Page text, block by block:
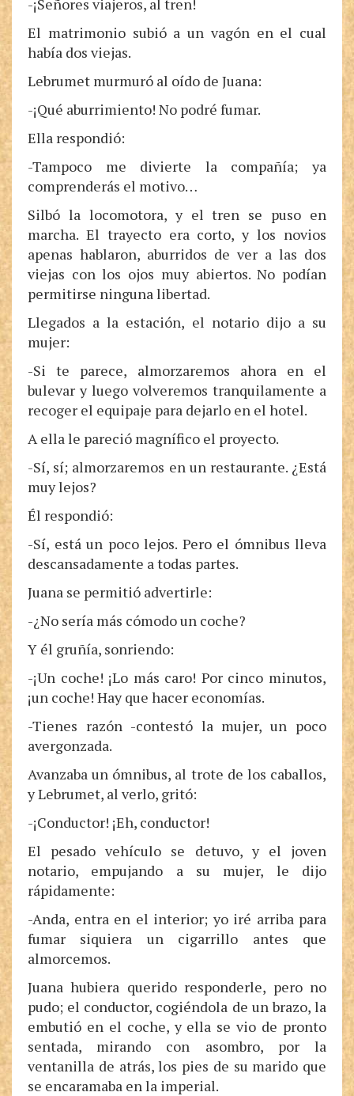
-¡Señores viajeros, al tren!
El matrimonio subió a un vagón en el cual
había dos viejas.
Lebrumet murmuró al oído de Juana:
-¡Qué aburrimiento! No podré fumar.
Ella respondió:
-Tampoco me divierte la compañía; ya
comprenderás el motivo…
Silbó la locomotora, y el tren se puso en
marcha. El trayecto era corto, y los novios
apenas hablaron, aburridos de ver a las dos
viejas con los ojos muy abiertos. No podían
permitirse ninguna libertad.
Llegados a la estación, el notario dijo a su
mujer:
-Si te parece, almorzaremos ahora en el
bulevar y luego volveremos tranquilamente a
recoger el equipaje para dejarlo en el hotel.
A ella le pareció magnífico el proyecto.
-Sí, sí; almorzaremos en un restaurante. ¿Está
muy lejos?
Él respondió:
-Sí, está un poco lejos. Pero el ómnibus lleva
descansadamente a todas partes.
Juana se permitió advertirle:
-¿No sería más cómodo un coche?
Y él gruñía, sonriendo:
-¡Un coche! ¡Lo más caro! Por cinco minutos,
¡un coche! Hay que hacer economías.
-Tienes razón -contestó la mujer, un poco
avergonzada.
Avanzaba un ómnibus, al trote de los caballos,
y Lebrumet, al verlo, gritó:
-¡Conductor! ¡Eh, conductor!
El pesado vehículo se detuvo, y el joven
notario, empujando a su mujer, le dijo
rápidamente:
-Anda, entra en el interior; yo iré arriba para
fumar siquiera un cigarrillo antes que
almorcemos.
Juana hubiera querido responderle, pero no
pudo; el conductor, cogiéndola de un brazo, la
embutió en el coche, y ella se vio de pronto
sentada, mirando con asombro, por la
ventanilla de atrás, los pies de su marido que
se encaramaba en la imperial.